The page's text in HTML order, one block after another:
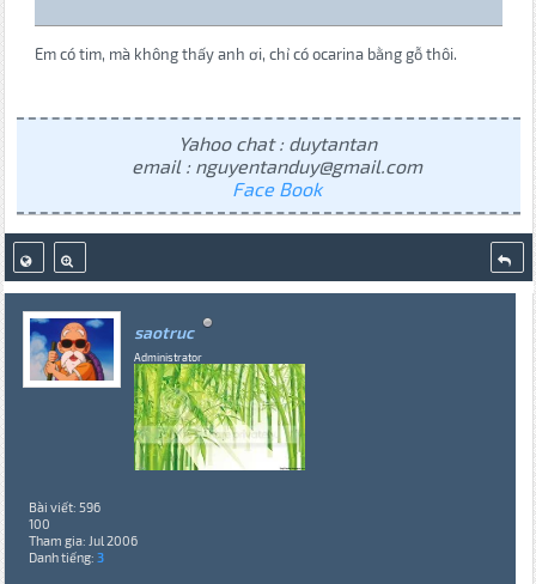
Em có tim, mà không thấy anh ơi, chỉ có ocarina bằng gỗ thôi.
Yahoo chat : duytantan
email : nguyentanduy@gmail.com
Face Book
saotruc
Administrator
Bài viết: 596
100
Tham gia: Jul 2006
Danh tiếng: 3